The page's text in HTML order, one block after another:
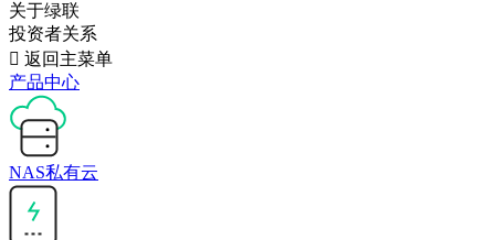
关于绿联
投资者关系
 返回主菜单
产品中心
NAS私有云